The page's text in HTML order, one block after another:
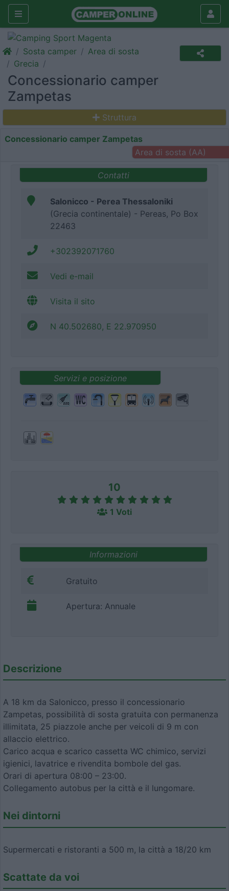
Sosta camper
Area di sosta
Grecia
Concessionario camper
Zampetas
Struttura
Concessionario camper Zampetas
Area di sosta (AA)
Contatti
Salonicco - Perea Thessaloniki
(Grecia continentale) - Pereas, Po Box
22463
+302392071760
Vedi e-mail
Visita il sito
N 40.502680, E 22.970950
Servizi e posizione
10
1 Voti
Informazioni
Gratuito
Apertura: Annuale
Descrizione
A 18 km da Salonicco, presso il concessionario
Zampetas, possibilità di sosta gratuita con permanenza
illimitata, 25 piazzole anche per veicoli di 9 m con
allaccio elettrico.
Carico acqua e scarico cassetta WC chimico, servizi
igienici, lavatrice e rivendita bombole del gas.
Orari di apertura 08:00 – 23:00.
Collegamento autobus per la città e il lungomare.
Nei dintorni
Supermercati e ristoranti a 500 m, la città a 18/20 km
Scattate da voi